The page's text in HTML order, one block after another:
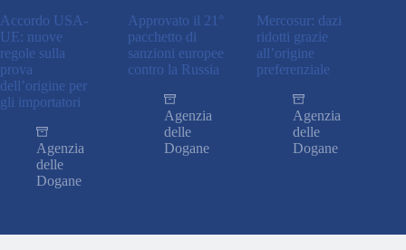
Accordo USA-
UE: nuove
regole sulla
prova
dell’origine per
gli importatori
Agenzia
delle
Dogane
Approvato il 21°
pacchetto di
sanzioni europee
contro la Russia
Agenzia
delle
Dogane
Mercosur: dazi
ridotti grazie
all’origine
preferenziale
Agenzia
delle
Dogane